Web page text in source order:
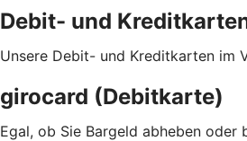
Debit- und
Unsere Debit- und Kreditkarten im
girocard (Debitkarte)
Egal, ob Sie Bargeld abheben oder